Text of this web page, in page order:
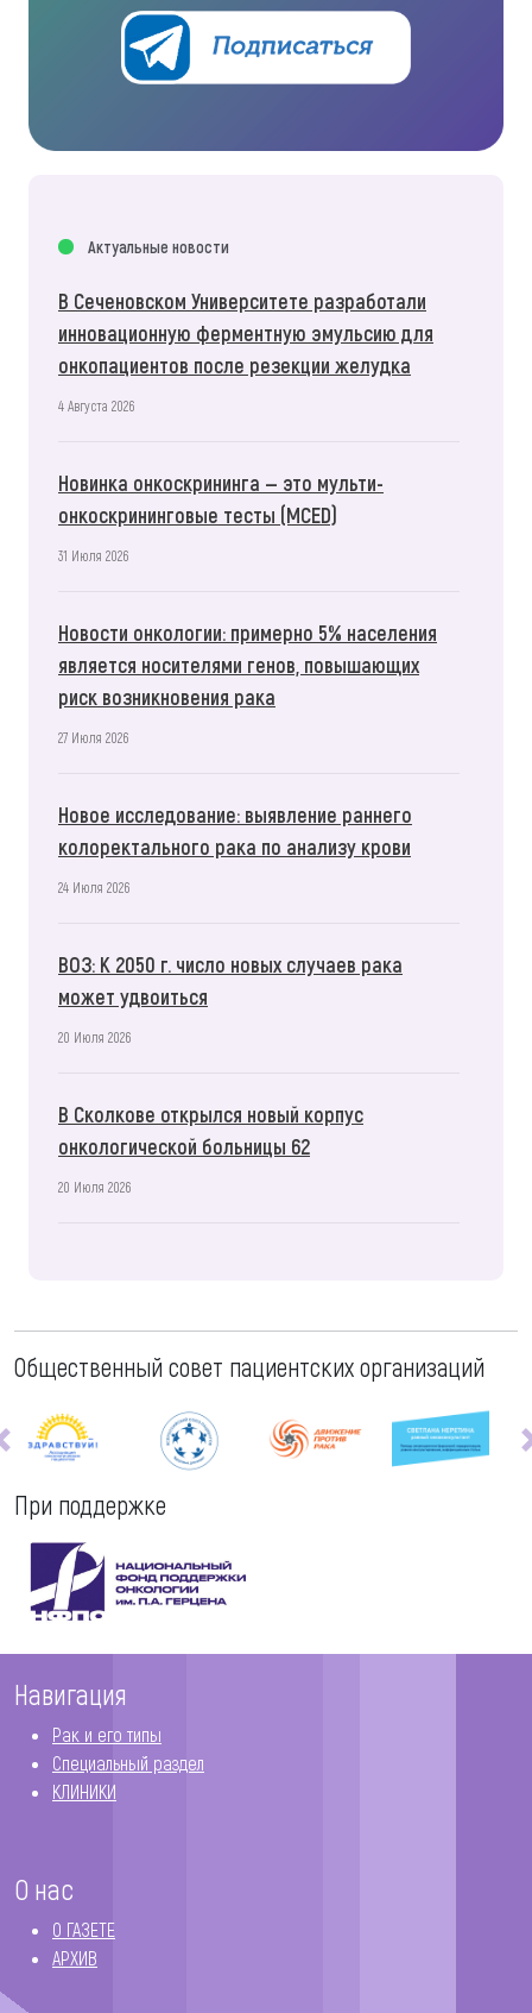
Актуальные новости
В Сеченовском Университете разработали
инновационную ферментную эмульсию для
онкопациентов после резекции желудка
4 Августа 2026
Новинка онкоскрининга — это мульти-
онкоскрининговые тесты (MCED)
31 Июля 2026
Новости онкологии: примерно 5% населения
является носителями генов, повышающих
риск возникновения рака
27 Июля 2026
Новое исследование: выявление раннего
колоректального рака по анализу крови
24 Июля 2026
ВОЗ: К 2050 г. число новых случаев рака
может удвоиться
20 Июля 2026
В Сколкове открылся новый корпус
онкологической больницы 62
20 Июля 2026
Общественный совет пациентских организаций
При поддержке
Навигация
Рак и его типы
Специальный раздел
КЛИНИКИ
О нас
О ГАЗЕТЕ
АРХИВ